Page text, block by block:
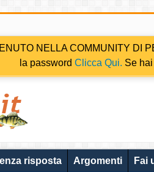
NELLA COMMUNITY DI
la password Clicca Qui. Se
risposta Argomenti Fai